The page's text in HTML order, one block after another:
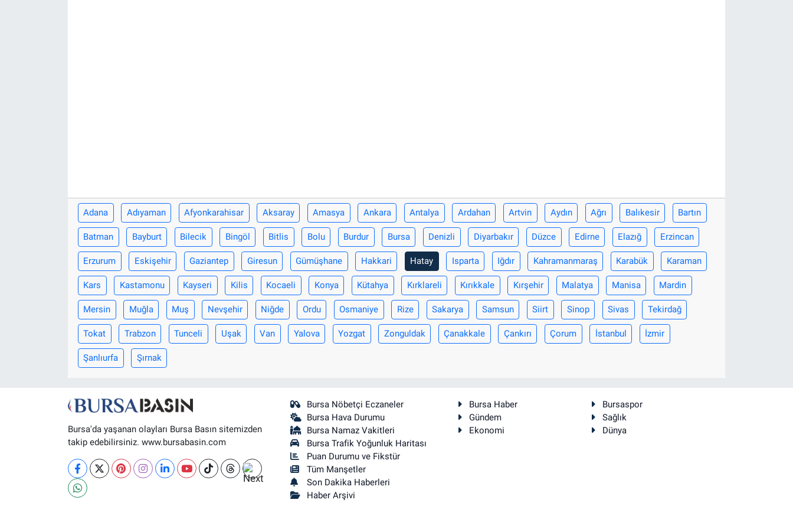
Adana Adıyaman Afyonkarahisar Aksaray Amasya Ankara Antalya Ardahan Artvin Aydın Ağrı Balıkesir Bartın
Batman Bayburt Bilecik Bingöl Bitlis Bolu Burdur Bursa Denizli Diyarbakır Düzce Edirne Elazığ Erzincan
Erzurum Eskişehir Gaziantep Giresun Gümüşhane Hakkari Hatay Isparta Iğdır Kahramanmaraş Karabük Karaman
Kars Kastamonu Kayseri Kilis Kocaeli Konya Kütahya Kırklareli Kırıkkale Kırşehir Malatya Manisa Mardin
Mersin Muğla Muş Nevşehir Niğde Ordu Osmaniye Rize Sakarya Samsun Siirt Sinop Sivas Tekirdağ
Tokat Trabzon Tunceli Uşak Van Yalova Yozgat Zonguldak Çanakkale Çankırı Çorum İstanbul İzmir
Şanlıurfa Şırnak
Bursa'da yaşanan olayları Bursa Basın sitemizden
takip edebilirsiniz. www.bursabasin.com
Bursa Nöbetçi Eczaneler
Bursa Hava Durumu
Bursa Namaz Vakitleri
Bursa Trafik Yoğunluk Haritası
Puan Durumu ve Fikstür
Tüm Manşetler
Son Dakika Haberleri
Haber Arşivi
Bursa Haber
Bursaspor
Gündem
Sağlık
Ekonomi
Dünya
Nöbetçi Eczaneler